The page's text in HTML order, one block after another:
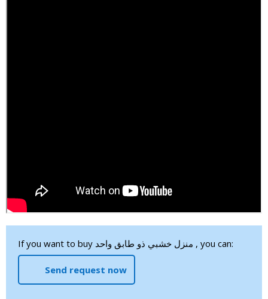
If you want to buy منزل خشبي ذو طابق واحد , you can:
Send request now